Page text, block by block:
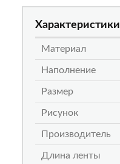
Характеристики
Материал
Наполнение
Размер
Рисунок
Производитель
Длина ленты